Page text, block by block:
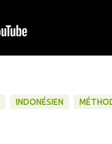
INDONÉSIEN